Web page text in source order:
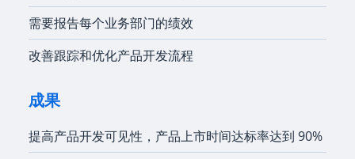
需要报告每个业务部门的绩效
改善跟踪和优化产品开发流程
成果
提高产品开发可见性，产品上市时间达标率达到 90%